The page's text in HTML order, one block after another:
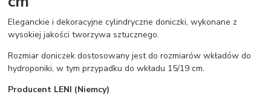
Eleganckie i dekoracyjne cylindryczne doniczki, wykonane z
wysokiej jakości tworzywa sztucznego.
Rozmiar doniczek dostosowany jest do rozmiarów wkładów do
hydroponiki, w tym przypadku do wkładu 15/19 cm.
Producent LENI (Niemcy)